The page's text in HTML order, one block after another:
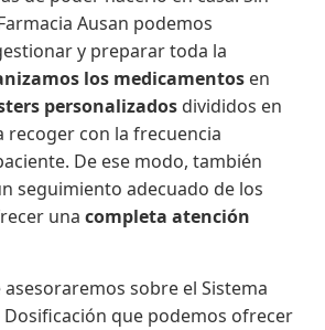
Ausan podemos
y preparar toda la
los medicamentos en
personalizados divididos en
recoger con la frecuencia
De ese modo, también
seguimiento adecuado de los
unacompleta atención
asesoraremos sobre el Sistema
Dosificación que podemos ofrecer